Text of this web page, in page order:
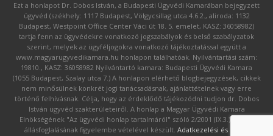
Ezt a honlapot Dr. Dobos István, a Budapesti Ügyvédi Kamarában bejegyzett
ügyvéd (székhely: 1117 Budapest, Völgycsillag utca 4.6.2., aliroda: 1132
Budapest, Westpoint Office Center Váci út 18. 5. emelet, KASZ: 36058982)
tartja fenn az ügyvédekre vonatkozó jogszabályok és belső szabályzatok
szerint, melyek az ügyféljogokra vonatkozó tájékoztatással együtt a
www.magyarugyvedikamara.hu honlapon találhatóak. Nyilvántartási szám:
19810., KASZ: 36058982 Nyilvántartó kamara: Budapesti Ügyvédi Kamara
(1055 Budapest, Szalay utca 7.) A honlapon elérhető blogbejegyzések, cikkek
nem minősülnek konkrét jogi tanácsadásnak, ajánlattételnek vagy erre
történő felhívásnak. Célja, hogy az érdeklődő tájékozódni tudjon dr. Dobos
István ügyvéd szakterületeiről. A honlap a Magyar Ügyvédi Kamara
Elnökségének "Az ügyvédi honlap tartalmáról" szóló 2/2001 (IX.3.) számú
állásfoglalásának figyelembe vételével készült. Adatkezelési és GDPR